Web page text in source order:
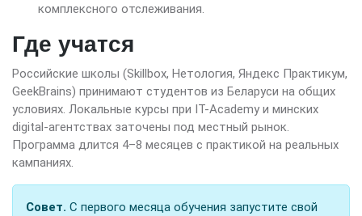
комплексного отслеживания.
Где учатся
Российские школы (Skillbox, Нетология, Яндекс Практикум,
GeekBrains) принимают студентов из Беларуси на общих
условиях. Локальные курсы при IT-Academy и минских
digital-агентствах заточены под местный рынок.
Программа длится 4–8 месяцев с практикой на реальных
кампаниях.
Совет. С первого месяца обучения запустите свой